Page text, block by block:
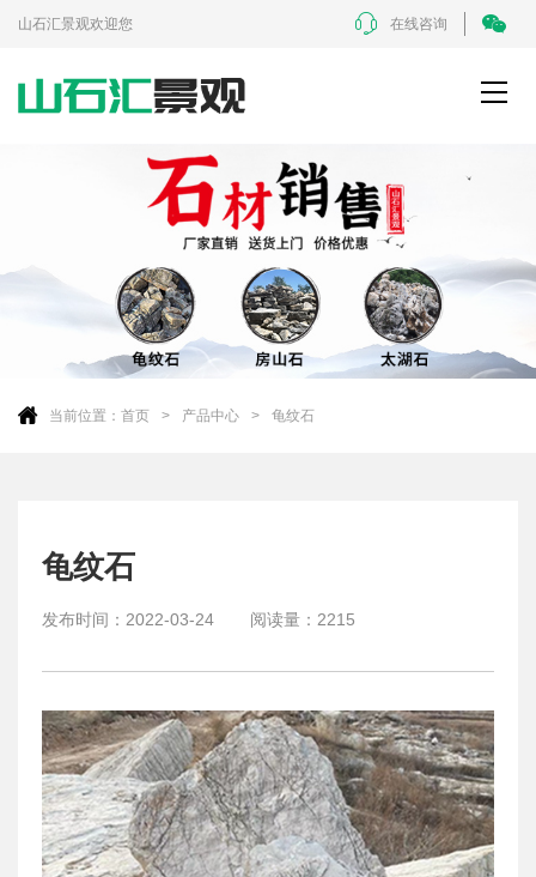
山石汇景观欢迎您 在线咨询
当前位置： 首页 产品中心 龟纹石
龟纹石
发布时间： 2022-03-24 阅读量： 2215